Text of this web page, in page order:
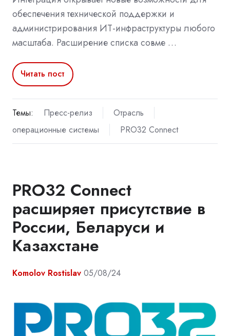
обеспечения технической поддержки и
администрирования ИТ-инфраструктуры любого
масштаба. Расширение списка совме …
Читать пост
Темы: Пресс-релиз
Отрасль
операционные системы
PRO32 Connect
PRO32 Connect
расширяет присутствие в
России, Беларуси и
Казахстане
Komolov Rostislav 05/08/24